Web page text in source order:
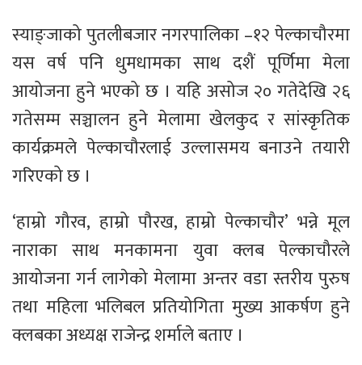
स्याङ्जाको पुतलीबजार नगरपालिका –१२ पेल्काचौरमा
यस वर्ष पनि धुमधामका साथ दशैं पूर्णिमा मेला
आयोजना हुने भएको छ । यहि असोज २० गतेदेखि २६
गतेसम्म सञ्चालन हुने मेलामा खेलकुद र सांस्कृतिक
कार्यक्रमले पेल्काचौरलाई उल्लासमय बनाउने तयारी
गरिएको छ ।
‘हाम्रो गौरव, हाम्रो पौरख, हाम्रो पेल्काचौर’ भन्ने मूल
नाराका साथ मनकामना युवा क्लब पेल्काचौरले
आयोजना गर्न लागेको मेलामा अन्तर वडा स्तरीय पुरुष
तथा महिला भलिबल प्रतियोगिता मुख्य आकर्षण हुने
क्लबका अध्यक्ष राजेन्द्र शर्माले बताए ।